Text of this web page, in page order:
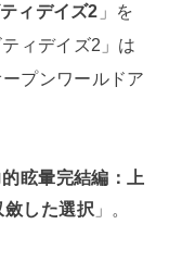
ィデイズ2 」を
ィデイズ2」は
プンワールドア
眩暈完結編：上
斂した選択 」。